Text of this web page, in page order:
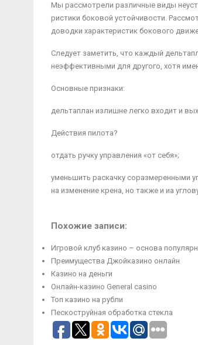
Мы рассмотрели различные виды
ристики боковой устойчивости.
доводки характеристик бокового
Следует заметить, что каждый
неэффективными для другого, хотя
Основные признаки:
дельтаплан излишне легко входит и
Действия пилота?
отдать ручку управления «от себя»;
уменьшить раскачку соразмеренными
на изменение крена, но также и иа
Похожие записи:
Игровой клуб казино – основа
Преимущества Джойказино онлайн
Казино на деньги
Онлайн-казино General casino
Топ казино на рубли
Пескоструйная обработка стекла